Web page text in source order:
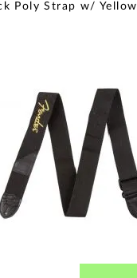
Poly Strap w/ Yellow